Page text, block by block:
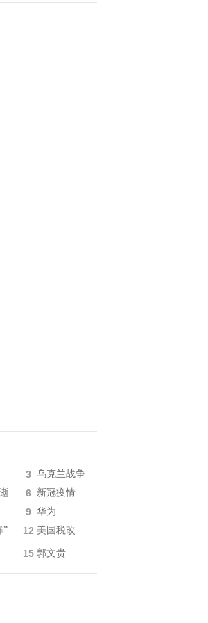
3 乌克兰战争
6 新冠疫情
9 华为
” 12 美国税改
15 郭文贵